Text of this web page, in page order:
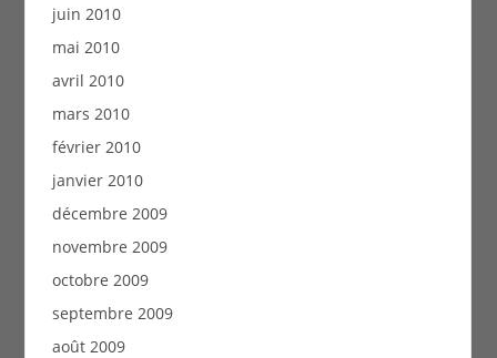
juin 2010
mai 2010
avril 2010
mars 2010
février 2010
janvier 2010
décembre 2009
novembre 2009
octobre 2009
septembre 2009
août 2009